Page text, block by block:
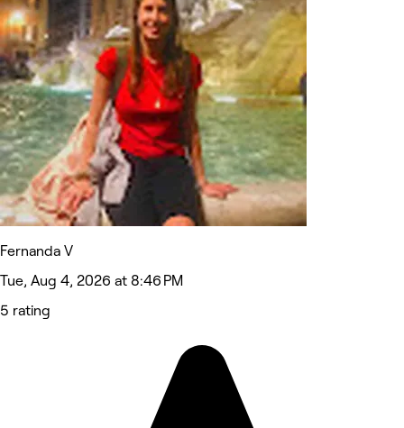
Fernanda V
Tue, Aug 4, 2026 at 8:46 PM
5 rating